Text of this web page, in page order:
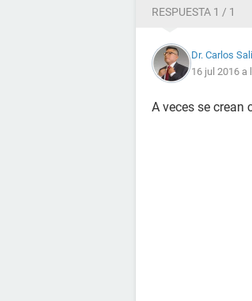
RESPUESTA 1 / 1
Dr. Carlos
16 jul 2016 a
A veces se crean